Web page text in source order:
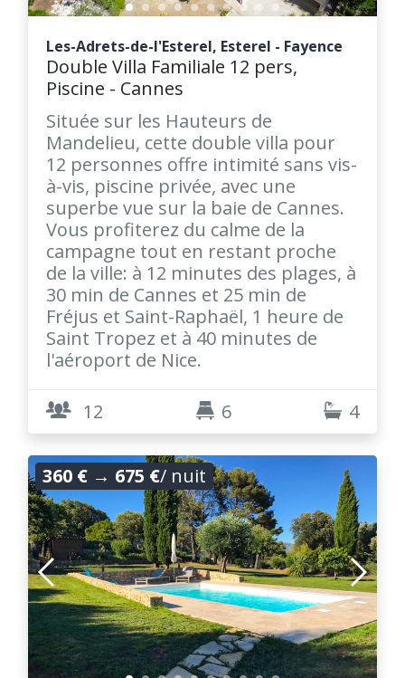
Les-Adrets-de-l'Esterel, Esterel - Fayence
Double Villa Familiale 12 pers,
Piscine - Cannes
Située sur les Hauteurs de
Mandelieu, cette double villa pour
12 personnes offre intimité sans vis-
à-vis, piscine privée, avec une
superbe vue sur la baie de Cannes.
Vous profiterez du calme de la
campagne tout en restant proche
de la ville: à 12 minutes des plages, à
30 min de Cannes et 25 min de
Fréjus et Saint-Raphaël, 1 heure de
Saint Tropez et à 40 minutes de
l'aéroport de Nice.
12 6 4
360 € → 675 €/ nuit